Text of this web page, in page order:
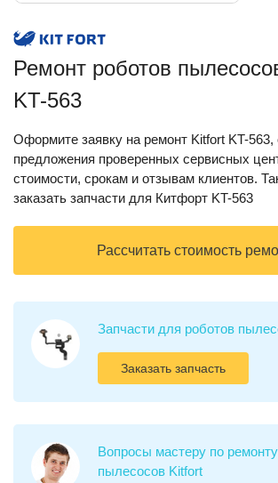
Ремонт роботов
KT-563
Оформите заявку на ремонт Kitfort KT-563,
предложения проверенных сервисных
стоимости, срокам и отзывам клиентов.
заказать запчасти для Китфорт KT-563
Рассчитать стоимость
Запчасти для роботов
Заказать запчасть
Вопросы мастеру по
пылесосов Kitfort